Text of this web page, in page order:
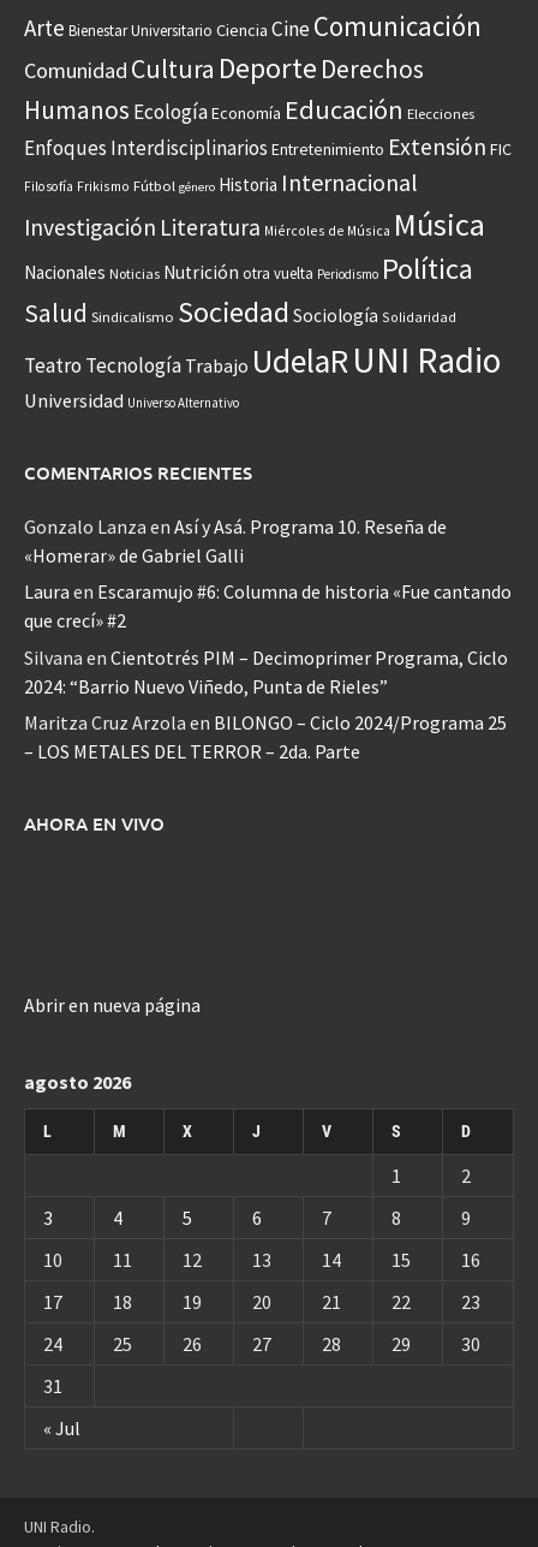
Arte Bienestar Universitario Ciencia CineComunicación
Comunidad Cultura Deporte Derechos
Humanos EcologíaEconomía Educación Elecciones
Enfoques Interdisciplinarios Entretenimiento Extensión FIC
Filosofía Frikismo Fútbol género Historia Internacional
Investigación Literatura Miércoles de Música Música
Nacionales Noticias Nutrición otra vuelta Periodismo Política
Salud Sindicalismo Sociedad Sociología Solidaridad
Teatro Tecnología Trabajo UdelaR UNI Radio
Universidad Universo Alternativo
COMENTARIOS RECIENTES
Gonzalo Lanza en Así y Asá. Programa 10. Reseña de
«Homerar» de Gabriel Galli
Laura en Escaramujo #6: Columna de historia «Fue cantando
que crecí» #2
Silvana en Cientotrés PIM – Decimoprimer Programa, Ciclo
2024: “Barrio Nuevo Viñedo, Punta de Rieles”
Maritza Cruz Arzola en BILONGO – Ciclo 2024/Programa 25
– LOS METALES DEL TERROR – 2da. Parte
AHORA EN VIVO
Abrir en nueva página
agosto 2026
L M X J V S D
« Jul
1
2
3
4 5 6 7 8
9
10
11 12 13 14 15
16
17
18 19 20 21 22
23
24
25 26 27 28 29
30
31
UNI Radio.